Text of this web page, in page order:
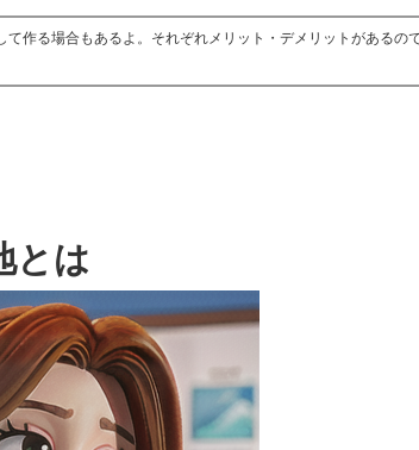
作る場合もあるよ。それぞれメリット・デメリットがあるの
とは